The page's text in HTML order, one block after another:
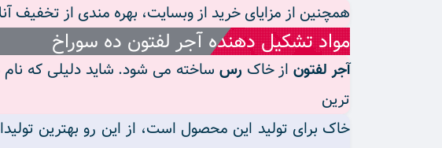
همچنین از مزایای خرید از وبسایت، بهره مندی از تخفیف
مواد تشکیل دهنده آجر لفتون ده سوراخ
آجر لفتوناز خاک رس ساخته می شود. شاید دلیلی که
ترین
خاک برای تولید این محصول است، از این رو بهترین